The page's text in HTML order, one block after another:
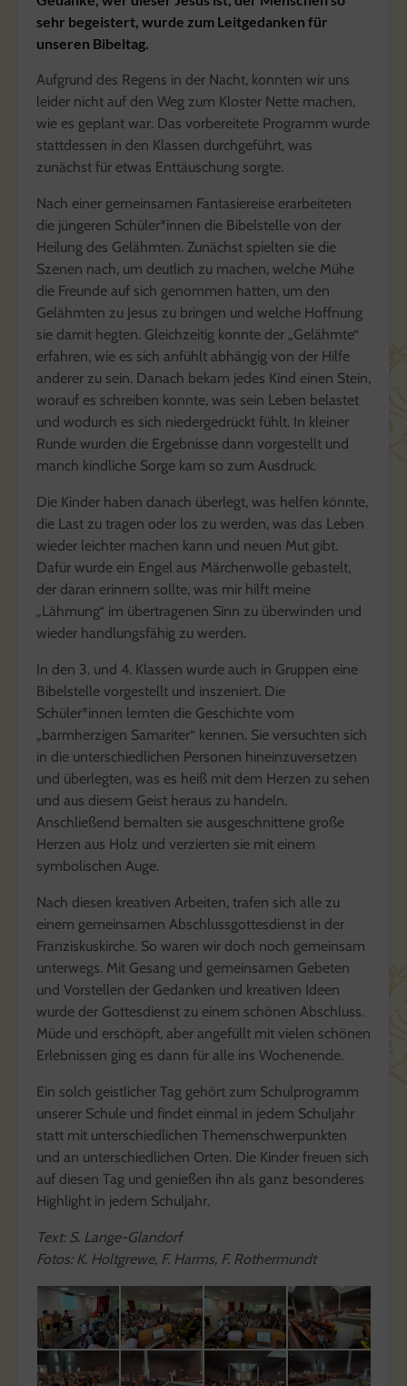
sehr begeistert, wurde zum Leitgedanken für
unseren Bibeltag.
Aufgrund des Regens in der Nacht, konnten wir uns
leider nicht auf den Weg zum Kloster Nette machen,
wie es geplant war. Das vorbereitete Programm wurde
stattdessen in den Klassen durchgeführt, was
zunächst für etwas Enttäuschung sorgte.
Nach einer gemeinsamen Fantasiereise erarbeiteten
die jüngeren Schüler*innen die Bibelstelle von der
Heilung des Gelähmten. Zunächst spielten sie die
Szenen nach, um deutlich zu machen, welche Mühe
die Freunde auf sich genommen hatten, um den
Gelähmten zu Jesus zu bringen und welche Hoffnung
sie damit hegten. Gleichzeitig konnte der „Gelähmte“
erfahren, wie es sich anfühlt abhängig von der Hilfe
anderer zu sein. Danach bekam jedes Kind einen Stein,
worauf es schreiben konnte, was sein Leben belastet
und wodurch es sich niedergedrückt fühlt. In kleiner
Runde wurden die Ergebnisse dann vorgestellt und
manch kindliche Sorge kam so zum Ausdruck.
Die Kinder haben danach überlegt, was helfen könnte,
die Last zu tragen oder los zu werden, was das Leben
wieder leichter machen kann und neuen Mut gibt.
Dafür wurde ein Engel aus Märchenwolle gebastelt,
der daran erinnern sollte, was mir hilft meine
„Lähmung“ im übertragenen Sinn zu überwinden und
wieder handlungsfähig zu werden.
In den 3. und 4. Klassen wurde auch in Gruppen eine
Bibelstelle vorgestellt und inszeniert. Die
Schüler*innen lernten die Geschichte vom
„barmherzigen Samariter“ kennen. Sie versuchten sich
in die unterschiedlichen Personen hineinzuversetzen
und überlegten, was es heiß mit dem Herzen zu sehen
und aus diesem Geist heraus zu handeln.
Anschließend bemalten sie ausgeschnittene große
Herzen aus Holz und verzierten sie mit einem
symbolischen Auge.
Nach diesen kreativen Arbeiten, trafen sich alle zu
einem gemeinsamen Abschlussgottesdienst in der
Franziskuskirche. So waren wir doch noch gemeinsam
unterwegs. Mit Gesang und gemeinsamen Gebeten
und Vorstellen der Gedanken und kreativen Ideen
wurde der Gottesdienst zu einem schönen Abschluss.
Müde und erschöpft, aber angefüllt mit vielen schönen
Erlebnissen ging es dann für alle ins Wochenende.
Ein solch geistlicher Tag gehört zum Schulprogramm
unserer Schule und findet einmal in jedem Schuljahr
statt mit unterschiedlichen Themenschwerpunkten
und an unterschiedlichen Orten. Die Kinder freuen sich
auf diesen Tag und genießen ihn als ganz besonderes
Highlight in jedem Schuljahr.
Text: S. Lange-Glandorf
Fotos: K. Holtgrewe, F. Harms, F. Rothermundt